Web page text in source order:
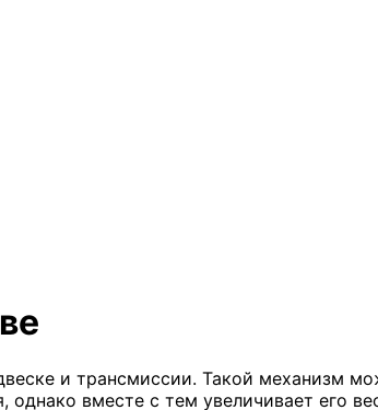
и трансмиссии. Такой механизм
вместе с тем увеличивает его